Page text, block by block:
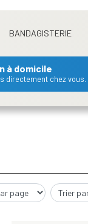
BANDAGISTERIE
à domicile
directement chez vous.